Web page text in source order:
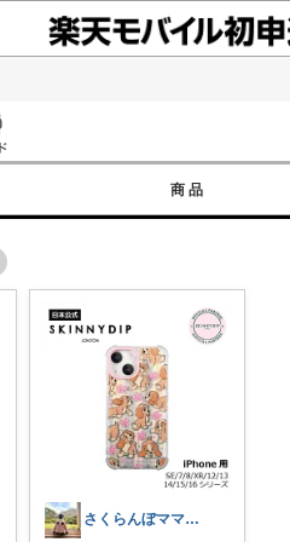
商品
さくらんぼママのroom🍒